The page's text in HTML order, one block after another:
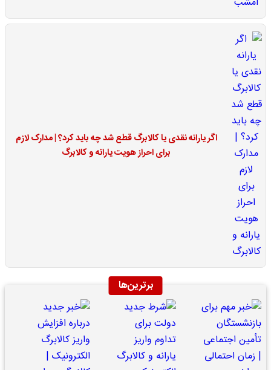
اگر یارانه نقدی یا کالابرگ قطع شد چه باید کرد؟ | مدارک لازم
برای احراز هویت یارانه و کالابرگ
برترین‌ها